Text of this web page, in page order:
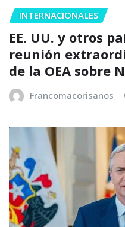
INTERNACIONALES
EE. UU. y otros
reunión
de la OEA sobre
Francomacorisanos